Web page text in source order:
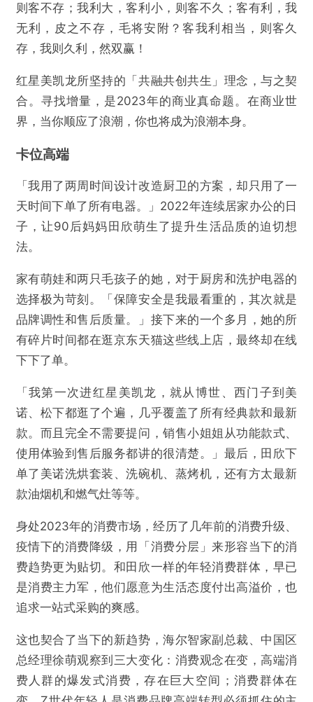
则客不存；我利大，客利小，则客不久；客有利，我
无利，皮之不存，毛将安附？客我利相当，则客久
存，我则久利，然双赢！
红星美凯龙所坚持的「共融共创共生」理念，与之契
合。寻找增量，是2023年的商业真命题。在商业世
界，当你顺应了浪潮，你也将成为浪潮本身。
卡位高端
「我用了两周时间设计改造厨卫的方案，却只用了一
天时间下单了所有电器。」2022年连续居家办公的日
子，让90后妈妈田欣萌生了提升生活品质的迫切想
法。
家有萌娃和两只毛孩子的她，对于厨房和洗护电器的
选择极为苛刻。「保障安全是我最看重的，其次就是
品牌调性和售后质量。」接下来的一个多月，她的所
有碎片时间都在逛京东天猫这些线上店，最终却在线
下下了单。
「我第一次进红星美凯龙，就从博世、西门子到美
诺、松下都逛了个遍，几乎覆盖了所有经典款和最新
款。而且完全不需要提问，销售小姐姐从功能款式、
使用体验到售后服务都讲的很清楚。」最后，田欣下
单了美诺洗烘套装、洗碗机、蒸烤机，还有方太最新
款油烟机和燃气灶等等。
身处2023年的消费市场，经历了几年前的消费升级、
疫情下的消费降级，用「消费分层」来形容当下的消
费趋势更为贴切。和田欣一样的年轻消费群体，早已
是消费主力军，他们愿意为生活态度付出高溢价，也
追求一站式采购的爽感。
这也契合了当下的新趋势，海尔智家副总裁、中国区
总经理徐萌观察到三大变化：消费观念在变，高端消
费人群的爆发式消费，存在巨大空间；消费群体在